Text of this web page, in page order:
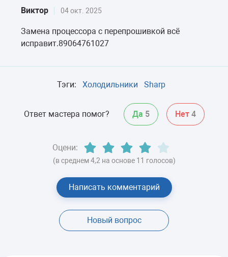
Виктор 04 окт. 2025
Замена процессора с перепрошивкой всё
исправит.89064761027
Тэги: Холодильники Sharp
Ответ мастера помог? Да 5 Нет 4
Оцени:
(в среднем 4,2 на основе 11 голосов)
Написать комментарий
Новый вопрос